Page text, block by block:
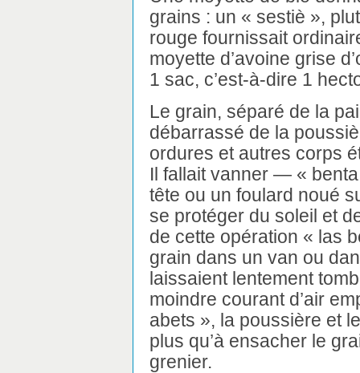
grains : un « sestiè »,
rouge fournissait
moyette d’avoine grise
1 sac, c’est-à-dire 1
Le grain, séparé de la
débarrassé de la
ordures et autres corps
Il fallait vanner — «
tête ou un foulard noué
se protéger du soleil et
de cette opération « las
grain dans un van ou
laissaient lentement
moindre courant d’air
abets », la poussière et
plus qu’à ensacher le
grenier.